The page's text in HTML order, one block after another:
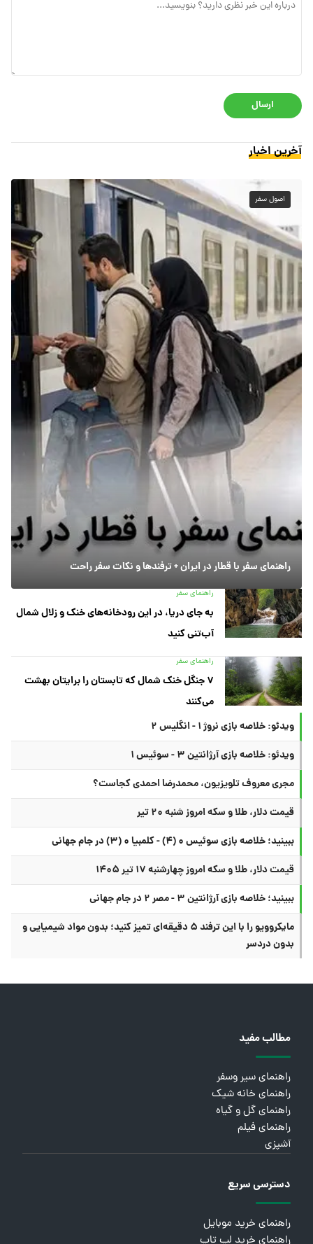
ارسال
آخرین اخبار
اصول سفر
راهنمای سفر با قطار در ایران + ترفندها و نکات سفر راحت
راهنمای سفر
به جای دریا، در این رودخانه‌های خنک و زلال شمال
آب‌تنی کنید
راهنمای سفر
۷ جنگل خنک شمال که تابستان را برایتان بهشت
می‌کنند
ویدئو: خلاصه بازی نروژ ۱ - انگلیس ۲
ویدئو: خلاصه بازی آرژانتین ۳ - سوئیس ۱
مجری معروف تلویزیون، محمدرضا احمدی کجاست؟
قیمت دلار، طلا و سکه امروز شنبه ۲۰ تیر
ببینید؛ خلاصه بازی سوئیس ۰ (۴) - کلمبیا ۰ (۳) در جام جهانی
قیمت دلار، طلا و سکه امروز چهارشنبه ۱۷ تیر ۱۴۰۵
ببینید؛ خلاصه بازی آرژانتین ۳ - مصر ۲ در جام جهانی
مایکروویو را با این ترفند ۵ دقیقه‌ای تمیز کنید؛ بدون مواد شیمیایی و
بدون دردسر
مطالب مفید
راهنمای سیر وسفر
راهنمای خانه شیک
راهنمای گل و گیاه
راهنمای فیلم
آشپزی
دسترسی سریع
راهنمای خرید موبایل